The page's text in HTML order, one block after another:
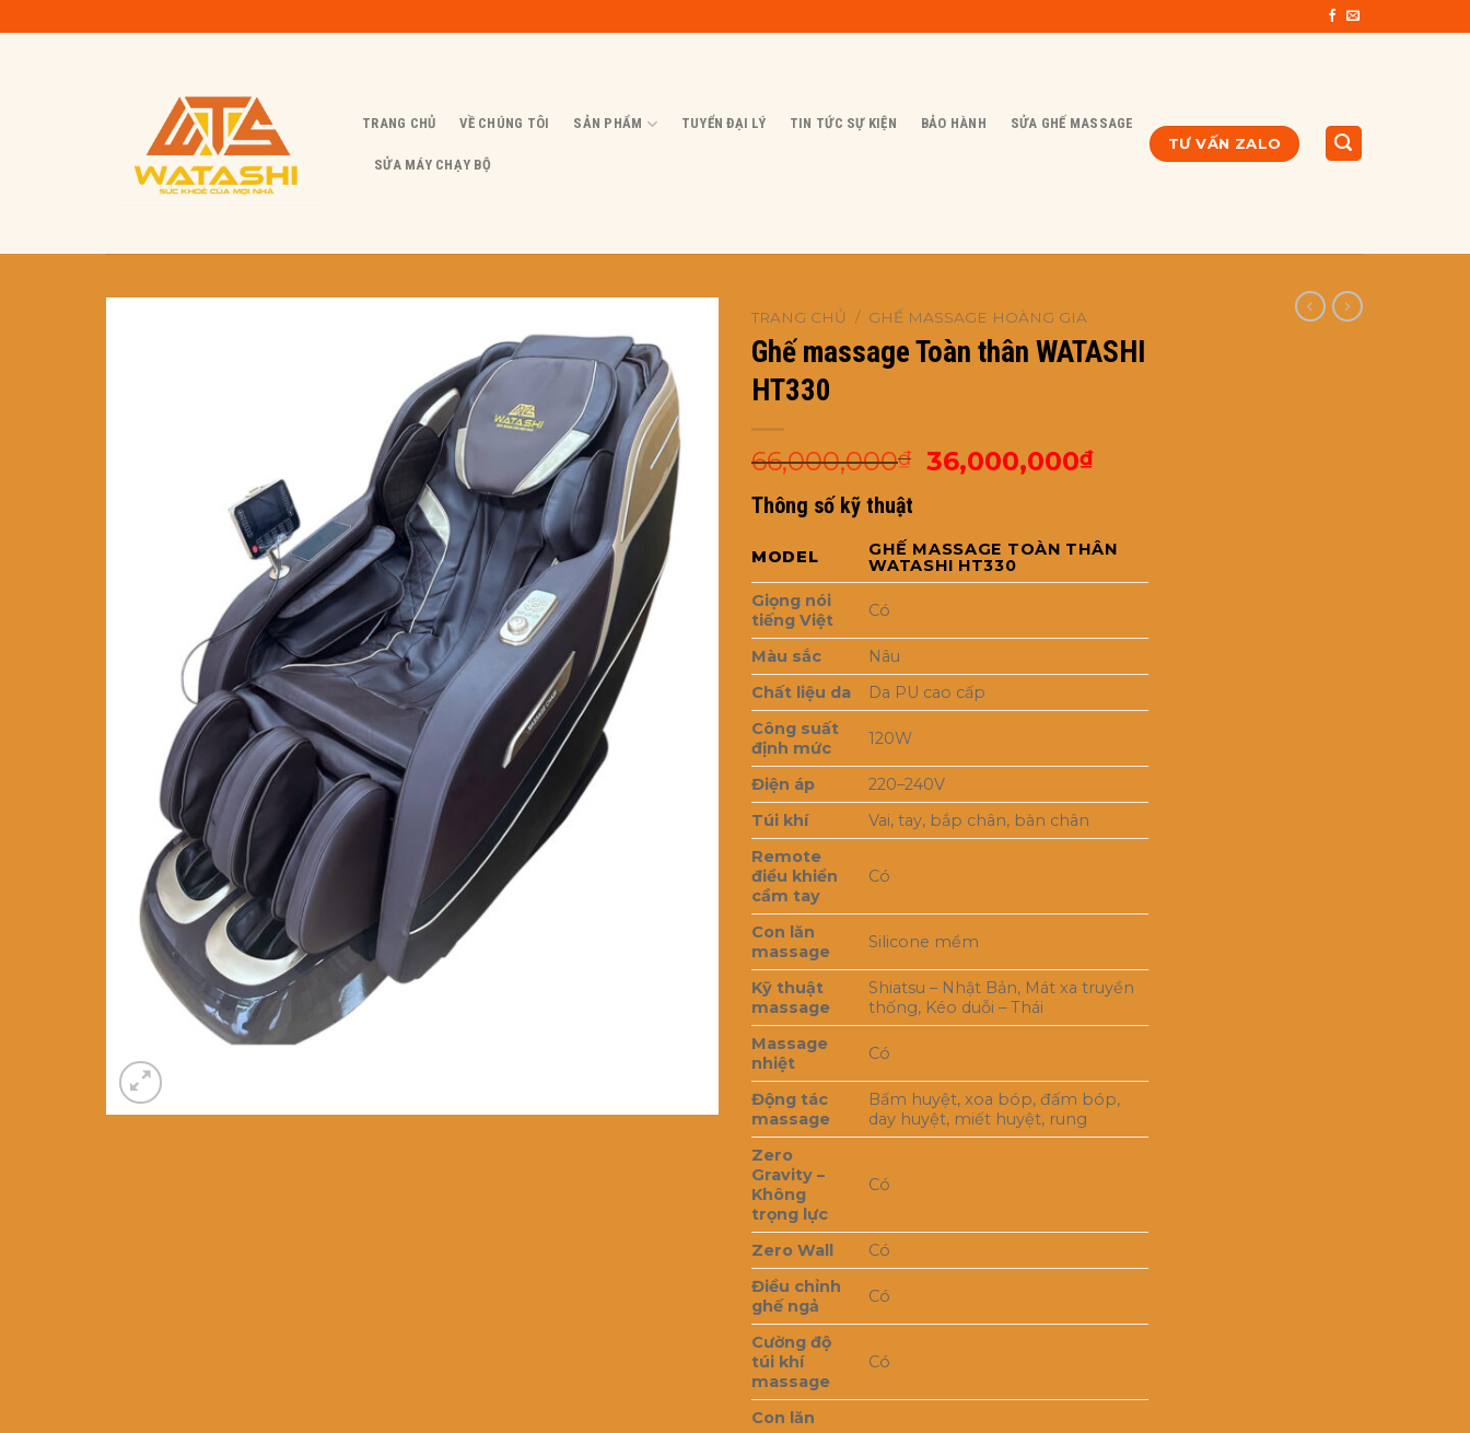
to
TRANG CHỦ VỀ CHÚNG TÔI SẢN PHẨM TUYỂN ĐẠI LÝ TIN TỨC SỰ KIỆN BẢO HÀNH SỬA GHẾ MASSAGE
SỬA MÁY CHẠY BỘ
TƯ VẤN ZALO
TRANG CHỦ / GHẾ MASSAGE HOÀNG GIA
Ghế massage Toàn thân WATASHI
HT330
66,000,000₫
Giá
66,000,000₫.
36,000,000₫Giá
là:
36,000,000₫.
Thông số kỹ thuật
MODEL
GHẾ MASSAGE TOÀN THÂN
WATASHI HT330
Giọng nói
tiếng Việt
Có
Màu sắc
Nâu
Chất liệu da
Da PU cao cấp
Công suất
định mức
120W
Điện áp
220–240V
Túi khí
Vai, tay, bắp chân, bàn chân
Remote
điều khiển
cầm tay
Có
Con lăn
massage
Silicone mềm
Kỹ thuật
massage
Shiatsu – Nhật Bản, Mát xa truyền
thống, Kéo duỗi – Thái
Massage
nhiệt
Có
Động tác
massage
Bấm huyệt, xoa bóp, đấm bóp,
day huyệt, miết huyệt, rung
Zero
Gravity –
Không
trọng lực
Có
Zero Wall
Có
Điều chỉnh
ghế ngả
Có
Cường độ
túi khí
massage
Có
Con lăn